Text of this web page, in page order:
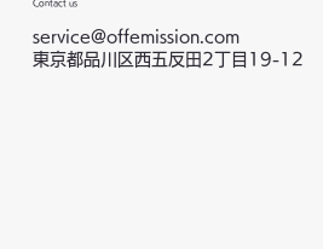
Contact us
service@offemission.com
東京都品川区西五反田2丁目19-12